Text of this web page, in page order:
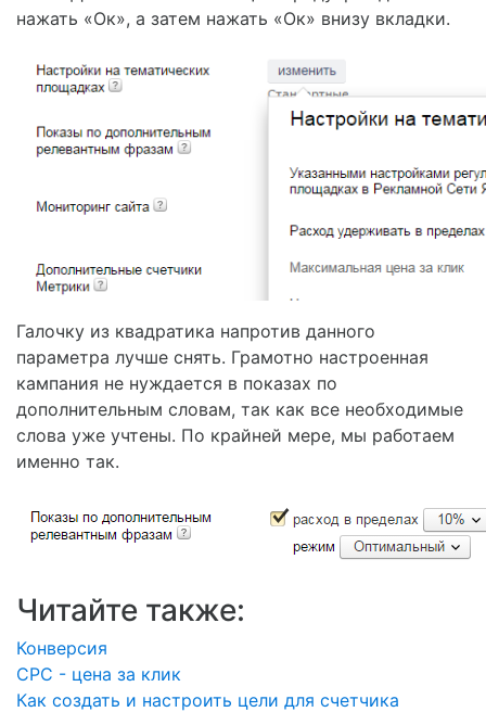
нажать «Ок», а затем нажать «Ок» внизу вкладки.
Галочку из квадратика напротив данного
параметра лучше снять. Грамотно настроенная
кампания не нуждается в показах по
дополнительным словам, так как все необходимые
слова уже учтены. По крайней мере, мы работаем
именно так.
Читайте также:
Конверсия
CPC - цена за клик
Как создать и настроить цели для счетчика